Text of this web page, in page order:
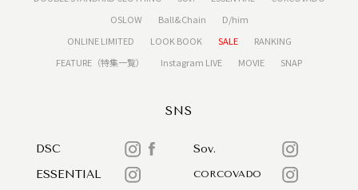
OSLOW
Ball&Chain
D/him
ONLINE LIMITED
LOOK BOOK SALE
RANKING
FEATURE（特集一覧）
Instagram LIVE MOVIE SNAP
SNS
DSC
Sov.
ESSENTIAL
CORCOVADO